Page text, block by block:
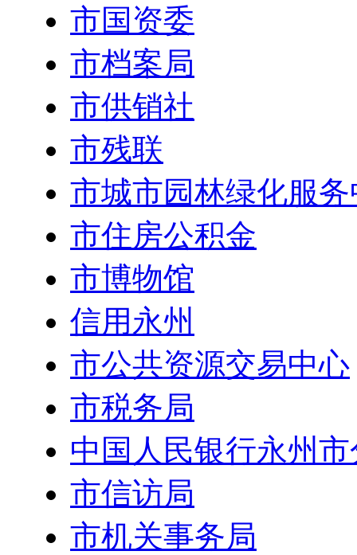
市国资委
市档案局
市供销社
市残联
市城市园林绿化服
市住房公积金
市博物馆
信用永州
市公共资源交易中心
市税务局
中国人民银行永州
市信访局
市机关事务局